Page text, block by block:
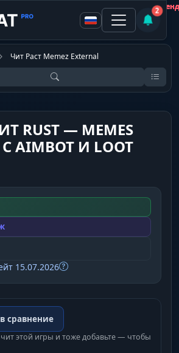
2
Чит Раст Memez External
RUST — MEMES
С AIMBOT И LOOT
15.07.2026
сравнение
этой игры и тоже добавьте — чтобы
Не
Не
Не
Не
Не
Не
Не
Не